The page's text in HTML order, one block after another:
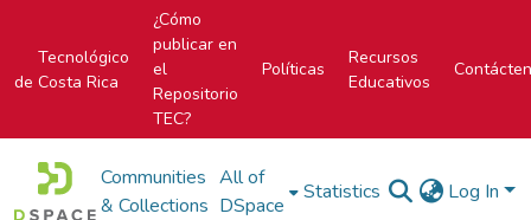
Tecnológico
de Costa Rica
¿Cómo
publicar en
el
Repositorio
TEC?
Políticas
Recursos
Educativos
Communities
& Collections
All of
DSpace
Statistics Log In